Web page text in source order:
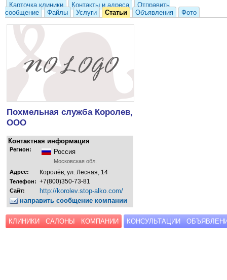
Карточка клиники
Контакты и адреса
Отправить
сообщение
Файлы Услуги Статьи Объявления Фото
Похмельная служба Королев,
ООО
Контактная информация
Регион: Россия
Московская обл.
Адрес:
Королёв, ул. Лесная, 14
Телефон: +7(800)350-73-81
Сайт:
http://korolev.stop-alko.com/
направить сообщение компании
КЛИНИКИ САЛОНЫ КОМПАНИИ КОНСУЛЬТАЦИИ